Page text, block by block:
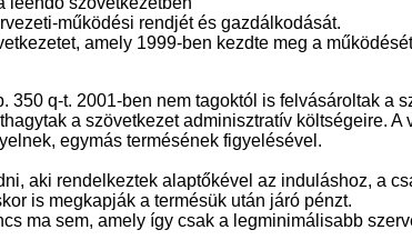
működési rendjét és gazdálkodását.
amely 1999-ben kezdte meg a
q-t. 2001-ben nem tagoktól is felvásároltak a
a szövetkezet adminisztratív költségeire.
egymás termésének figyelésével.
aki rendelkeztek alaptőkével az induláshoz, a
is megkapják a termésük után járó pénzt.
ma sem, amely így csak a legminimálisabb